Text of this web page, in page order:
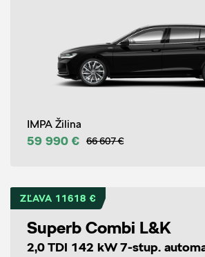
IMPA Žilina
59 990 € 66 607 €
ZĽAVA 11618 €
Superb Combi L&K
2,0 TDI 142 kW 7-stup.